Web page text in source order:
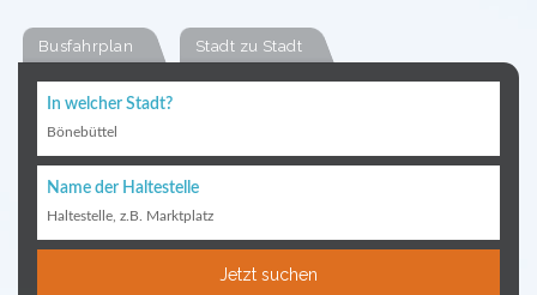
Busfahrplan Stadt zu Stadt
In welcher Stadt?
Bönebüttel
Name der Haltestelle
Haltestelle, z.B. Marktplatz
Jetzt suchen